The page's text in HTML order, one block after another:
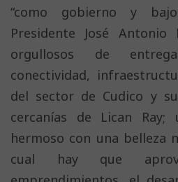
“como gobierno y
Presidente José
orgullosos de
conectividad,
del sector de Cudico y
cercanías de Lican
hermoso con una belleza
cual hay que